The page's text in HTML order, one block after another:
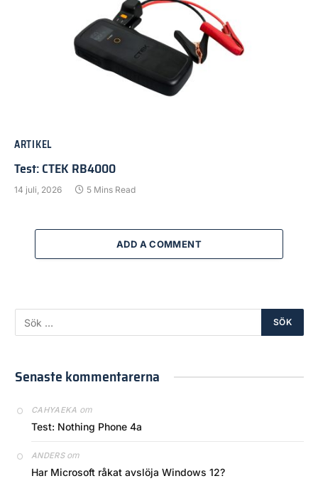
ARTIKEL
Test: CTEK RB4000
14 juli, 2026 5 Mins Read
ADD A COMMENT
Senaste kommentarerna
CAHYAEKA om
Test: Nothing Phone 4a
ANDERSom
Har Microsoft råkat avslöja Windows 12?